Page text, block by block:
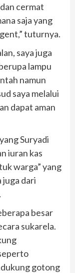
cermat
saja yang
tuturnya.
saya juga
lampu
namun
saya melalui
dapat aman
Suryadi
iuran kas
warga” yang
juga dari
besar
sukarela.
gotong